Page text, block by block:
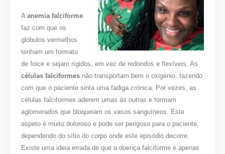
Aanemia falciforme
faz com que os
glóbulos vermelhos
tenham um formato
de foice e sejam rígidos, em vez de redondos e flexíveis. As
células falciformes não transportam bem o oxigénio, fazendo
com que o paciente sinta uma fadiga crónica. Por vezes, as
células falciformes aderem umas às outras e formam
aglomerados que bloqueiam os vasos sanguíneos. Este
aspeto é muito doloroso e pode ser perigoso para o paciente,
dependendo do sítio do corpo onde este episódio decorre.
Existe uma ideia errada de que a doença falciforme é apenas